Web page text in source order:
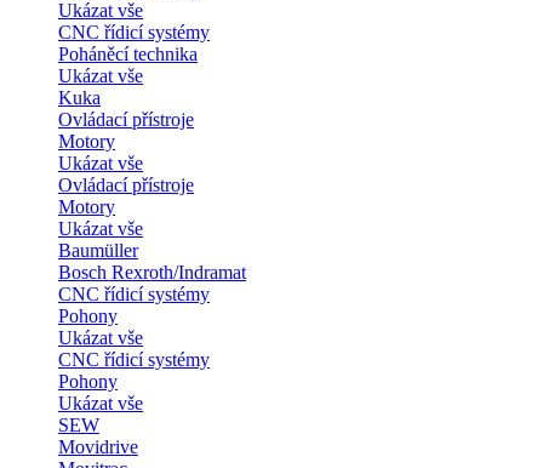
Ukázat vše
CNC řídicí systémy
Poháněcí technika
Ukázat vše
Kuka
Ovládací přístroje
Motory
Ukázat vše
Ovládací přístroje
Motory
Ukázat vše
Baumüller
Bosch Rexroth/Indramat
CNC řídicí systémy
Pohony
Ukázat vše
CNC řídicí systémy
Pohony
Ukázat vše
SEW
Movidrive